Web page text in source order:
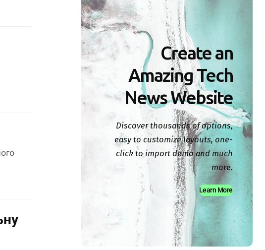
Create an
Amazing Tech
News Website
Discover thousands of options,
easy to customize layouts, one-
click to import demo and much
more.
Learn More